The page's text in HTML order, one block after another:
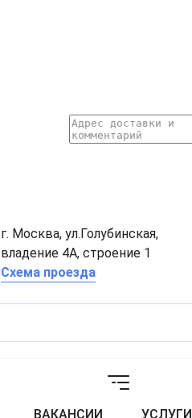
г. Москва, ул.Голубинская,
владение 4А, строение 1
Схема проезда
ВАКАНСИИ УСЛУГИ